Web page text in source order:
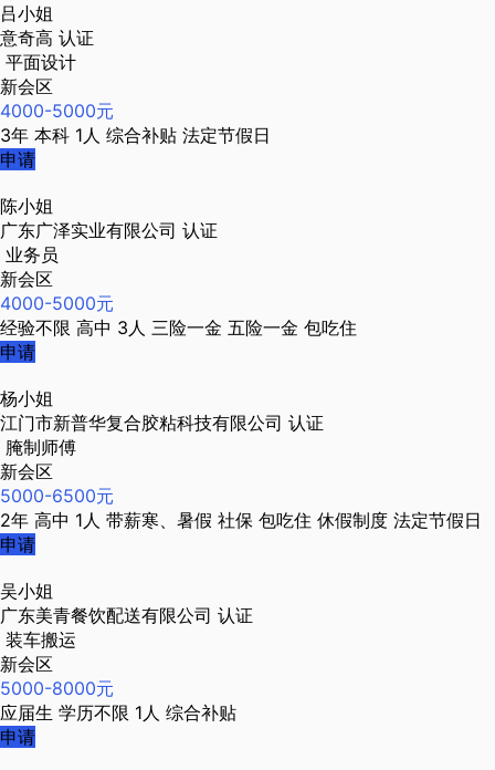
吕小姐
意奇高 认证
平面设计
新会区
4000-5000元
3年 本科 1人 综合补贴 法定节假日
申请
陈小姐
广东广泽实业有限公司 认证
业务员
新会区
4000-5000元
经验不限 高中 3人 三险一金 五险一金 包吃住
申请
杨小姐
江门市新普华复合胶粘科技有限公司 认证
腌制师傅
新会区
5000-6500元
2年 高中 1人 带薪寒、暑假 社保 包吃住 休假制度 法定节假日
申请
吴小姐
广东美青餐饮配送有限公司 认证
装车搬运
新会区
5000-8000元
应届生 学历不限 1人 综合补贴
申请